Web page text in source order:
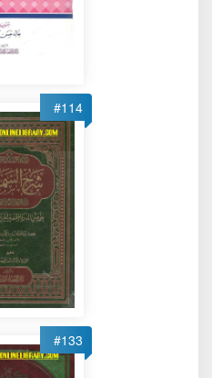
#114
#133